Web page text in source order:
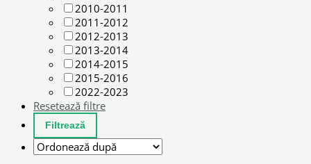
2010-2011
2011-2012
2012-2013
2013-2014
2014-2015
2015-2016
2022-2023
Resetează filtre